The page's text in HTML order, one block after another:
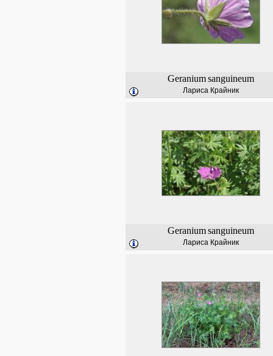
Geraniumsanguineum
Лариса Крайник
Geraniumsanguineum
Лариса Крайник